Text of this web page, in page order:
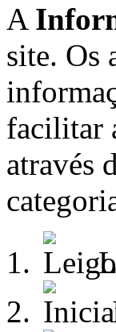
A
site. Os
facilitar
através